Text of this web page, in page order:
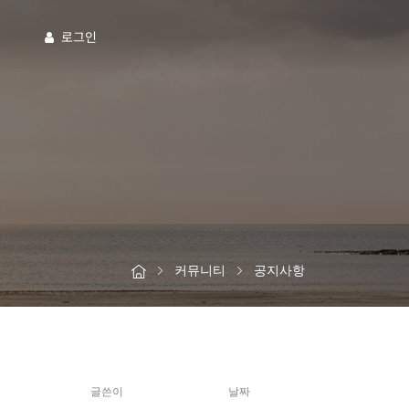
로그인
커뮤니티 공지사항
글쓴이 날짜